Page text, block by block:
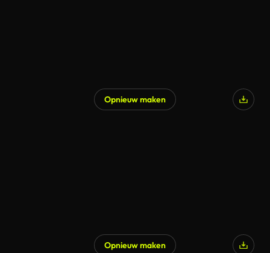
Opnieuw maken
Opnieuw maken